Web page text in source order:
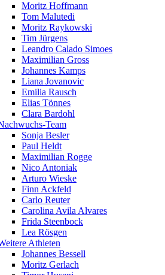
Moritz Hoffmann
Tom Malutedi
Moritz Raykowski
Tim Jürgens
Leandro Calado Simoes
Maximilian Gross
Johannes Kamps
Liana Jovanovic
Emilia Rausch
Elias Tönnes
Clara Bardohl
Team
Sonja Besler
Paul Heldt
Maximilian Rogge
Nico Antoniak
Arturo Wieske
Finn Ackfeld
Carlo Reuter
Carolina Avila Alvares
Frida Steenbock
Lea Rösgen
Athleten
Johannes Bessell
Moritz Gerlach